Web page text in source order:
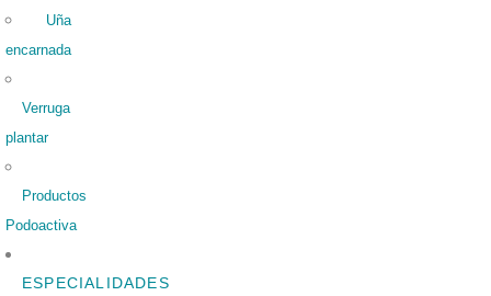
Uña
encarnada
Verruga
plantar
Productos
Podoactiva
ESPECIALIDADES